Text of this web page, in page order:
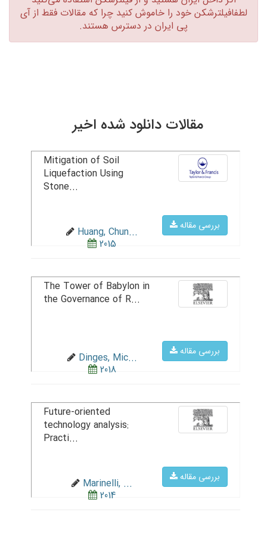
لطفافیلترشکن خود را خاموش کنید چرا که مقالات فقط از آی
پی ایران در دسترس هستند.‏
مقالات دانلود شده اخیر
بررسی مقاله
Mitigation of Soil
Liquefaction Using
Stone...
Huang, Chun...
2015
بررسی مقاله
The Tower of Babylon in
the Governance of R...
Dinges, Mic...
2018
بررسی مقاله
Future-oriented
technology analysis:
Practi...
Marinelli, ...
2014